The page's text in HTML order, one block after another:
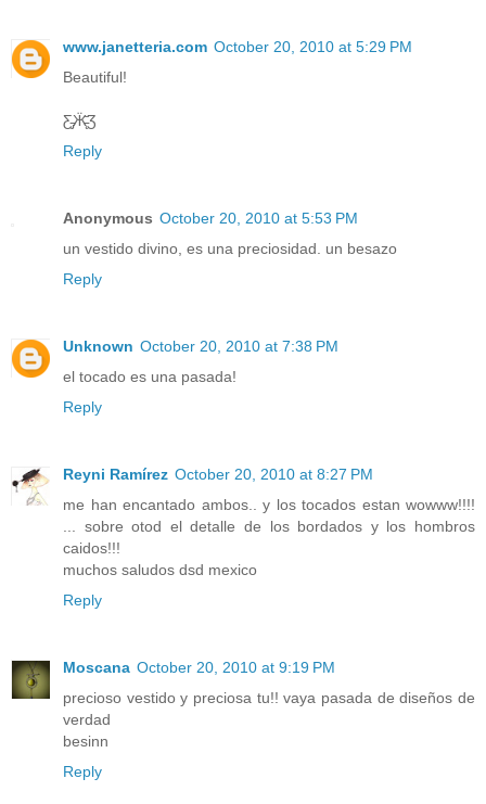
www.janetteria.com October 20, 2010 at 5:29 PM
Beautiful!
Ƹ̵̡Ӝ̵̨̄Ʒ
Reply
Anonymous October 20, 2010 at 5:53 PM
un vestido divino, es una preciosidad. un besazo
Reply
Unknown October 20, 2010 at 7:38 PM
el tocado es una pasada!
Reply
Reyni Ramírez October 20, 2010 at 8:27 PM
me han encantado ambos.. y los tocados estan wowww!!!!
... sobre otod el detalle de los bordados y los hombros
caidos!!!
muchos saludos dsd mexico
Reply
Moscana October 20, 2010 at 9:19 PM
precioso vestido y preciosa tu!! vaya pasada de diseños de
verdad
besinn
Reply